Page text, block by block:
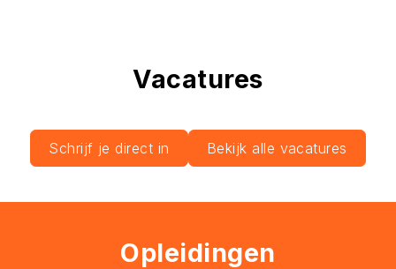
Vacatures
Schrijf je direct in Bekijk alle vacatures
Opleidingen